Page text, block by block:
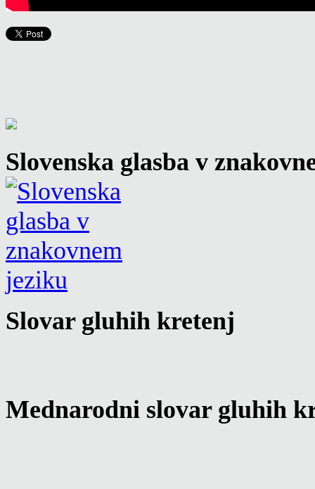
Slovenska glasba v
Slovar gluhih kretenj
Mednarodni slovar gluhih